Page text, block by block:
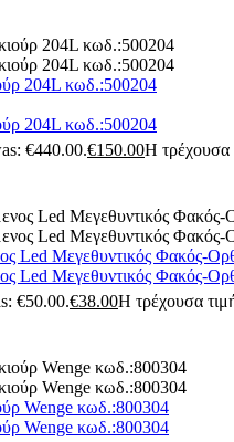
204L κωδ.:500204
204L κωδ.:500204
€440.00.€150.00Η τρέχουσα
Led Μεγεθυντικός Φακός-
Led Μεγεθυντικός Φακός-
€50.00.€38.00Η τρέχουσα
Wenge κωδ.:800304
Wenge κωδ.:800304